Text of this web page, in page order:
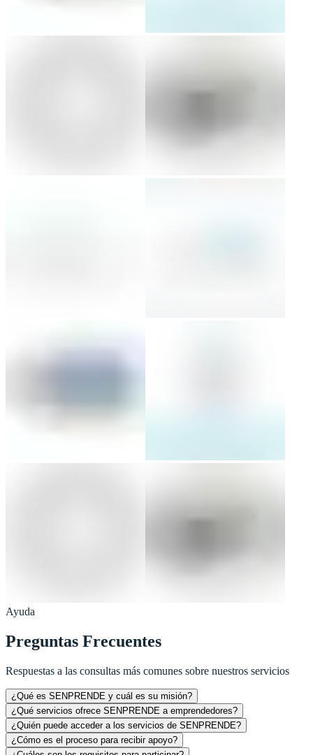
Ayuda
Preguntas Frecuentes
Respuestas a las consultas más comunes sobre nuestros servicios
¿Qué es SENPRENDE y cuál es su misión?
¿Qué servicios ofrece SENPRENDE a emprendedores?
¿Quién puede acceder a los servicios de SENPRENDE?
¿Cómo es el proceso para recibir apoyo?